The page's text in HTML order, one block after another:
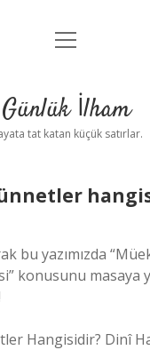
Anasayfa
Yasal Uyarı
menüyü
Günlük İlham
tat katan küçük satırlar.
bu yazımızda
konusunu masaya
Hangisidir? Dinî